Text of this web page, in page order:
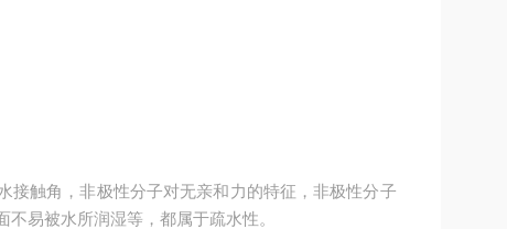
接触角，非极性分子对无亲和力的特征，非极性分子
易被水所润湿等，都属于疏水性。